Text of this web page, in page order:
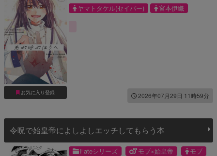
お気に入り登録
ヤマトタケル(セイバー)
宮本伊織
2026年07月29日 11時59分
令呪で始皇帝によしよしエッチしてもらう本
Fateシリーズ モブ×始皇帝
モブ